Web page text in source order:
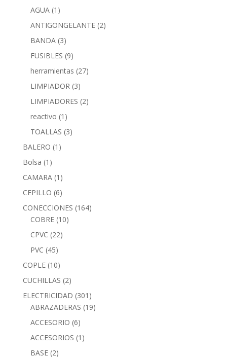
AGUA (1)
ANTIGONGELANTE (2)
BANDA (3)
FUSIBLES (9)
herramientas (27)
LIMPIADOR (3)
LIMPIADORES (2)
reactivo (1)
TOALLAS (3)
BALERO (1)
Bolsa (1)
CAMARA (1)
CEPILLO (6)
CONECCIONES (164)
COBRE (10)
CPVC (22)
PVC (45)
COPLE (10)
CUCHILLAS (2)
ELECTRICIDAD (301)
ABRAZADERAS (19)
ACCESORIO (6)
ACCESORIOS (1)
BASE (2)